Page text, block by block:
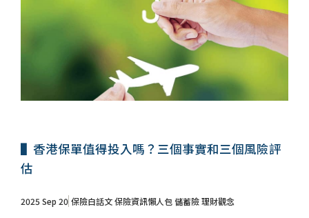
▌香港保單值得投入嗎？三個事實和三個風險評
估
2025 Sep 20 保險白話文保險資訊懶人包儲蓄險理財觀念